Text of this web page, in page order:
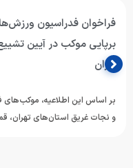
فراخوان فدراسیون
برپایی موکب در آیین
ایران
بر اساس این اطلاعیه،
و نجات غریق استان‌های تهران،